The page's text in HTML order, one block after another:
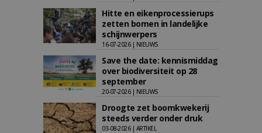
Hitte en eikenprocessierups
zetten bomen in landelijke
schijnwerpers
16-07-2026 | NIEUWS
Save the date: kennismiddag
over biodiversiteit op 28
september
20-07-2026 | NIEUWS
Droogte zet boomkwekerij
steeds verder onder druk
03-08-2026 | ARTIKEL